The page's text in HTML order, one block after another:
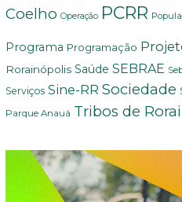
Coelho Operação PCRR
Programa Programação
Rorainópolis Saúde SEBRAE
Serviços Sine-RR Sociedade
Parque Anauá Tribos de